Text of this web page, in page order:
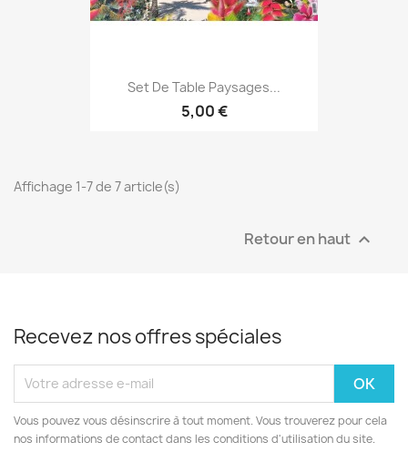
Set De Table Paysages...
5,00 €
Affichage 1-7 de 7 article(s)
Retour en haut 
Recevez nos offres spéciales
Vous pouvez vous désinscrire à tout moment. Vous trouverez pour cela
nos informations de contact dans les conditions d'utilisation du site.